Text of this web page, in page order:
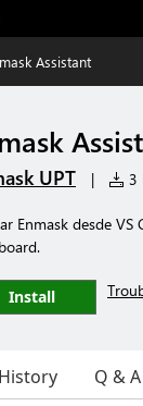
Assistant
UPT | 3
Enmask desde VS
Install
Q & A